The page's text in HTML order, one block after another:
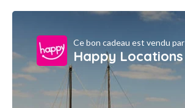
Ce bon cadeau est vendu par
Happy Locations